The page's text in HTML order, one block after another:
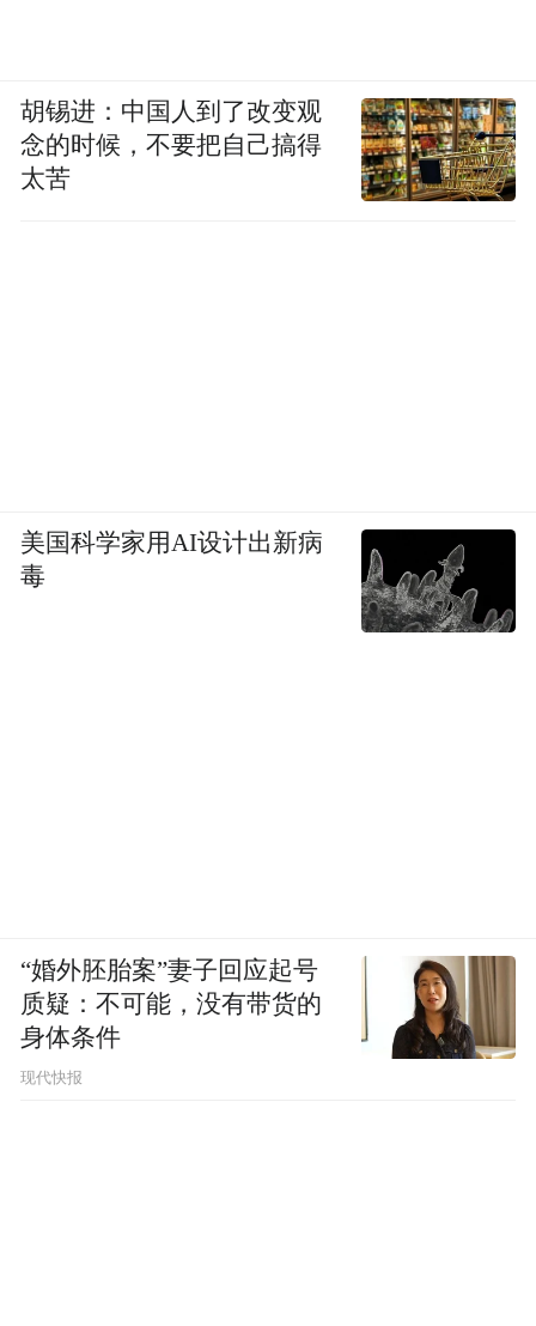
胡锡进：中国人到了改变观
念的时候，不要把自己搞得
太苦
美国科学家用AI设计出新病
毒
“婚外胚胎案”妻子回应起号
质疑：不可能，没有带货的
身体条件
现代快报